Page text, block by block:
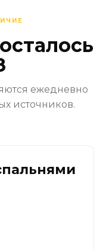
ежедневно
источников.